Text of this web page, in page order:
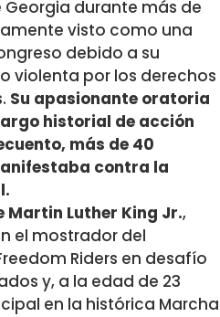
durante más de
visto como una
debido a su
violenta por los derechos
Su apasionante oratoria
historial de acción
más de 40
contra la
Martin Luther King Jr.,
el mostrador del
Riders en desafío
y, a la edad de 23
en la histórica Marcha